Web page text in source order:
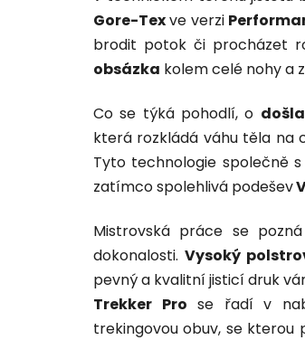
Gore-Texve verzi
brodit potok či procházet
obsázka kolem celé nohy a
Co se týká pohodlí, o
která rozkládá váhu těla na
Tyto technologie společně
zatímco spolehlivá podešev
Mistrovská práce se
dokonalosti.Vysoký
pevný a kvalitní jisticí druk
Trekker Pro se řadí v
trekingovou obuv, se kterou